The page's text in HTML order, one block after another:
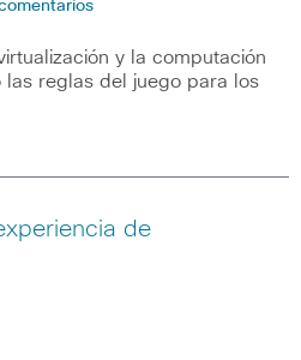
y la computación
reglas del juego para los
de